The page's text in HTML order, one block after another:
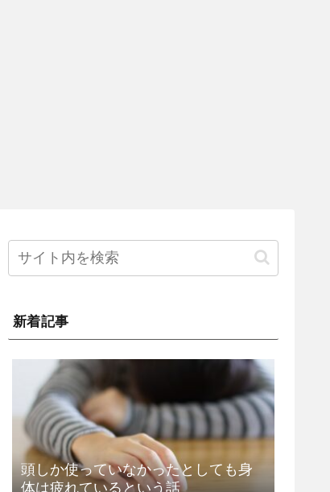
新着記事
頭しか使っていなかったとしても身
体は疲れているという話